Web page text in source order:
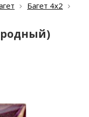
Багет 4х2